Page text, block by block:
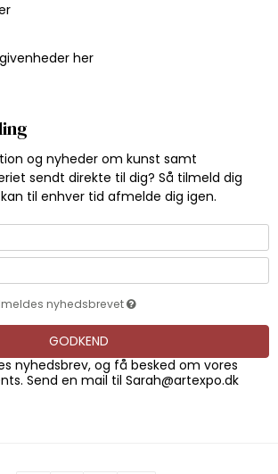
her
og nyheder om kunst samt
sendt direkte til dig? Så tilmeld dig
til enhver tid afmelde dig igen.
nyhedsbrevet
GODKEND
nyhedsbrev, og få besked om vores
Send en mail til Sarah@artexpo.dk